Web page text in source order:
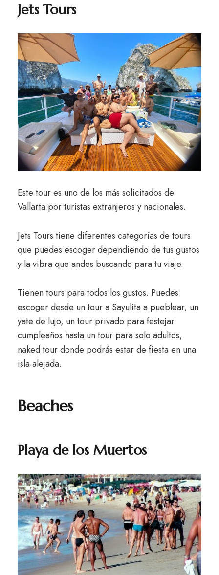
Jets Tours
Este tour es uno de los más solicitados de
Vallarta por turistas extranjeros y nacionales.
Jets Tours tiene diferentes categorías de tours
que puedes escoger dependiendo de tus gustos
y la vibra que andes buscando para tu viaje.
Tienen tours para todos los gustos. Puedes
escoger desde un tour a Sayulita a pueblear, un
yate de lujo, un tour privado para festejar
cumpleaños hasta un tour para solo adultos,
naked tour donde podrás estar de fiesta en una
isla alejada.
Beaches
Playa de los Muertos